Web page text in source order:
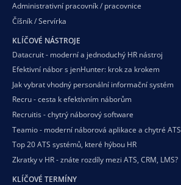
Administrativní pracovník / pracovnice
Číšník / Servírka
KLÍČOVÉ NÁSTROJE
Datacruit - moderní a jednoduchý HR nástroj
Efektivní nábor s jenHunter: krok za krokem
Jak vybrat vhodný personální informační systém
Recru - cesta k efektivním náborům
Recruitis - chytrý náborový software
Teamio - moderní náborová aplikace a chytré ATS
Top 20 ATS systémů, které hýbou HR
Zkratky v HR - znáte rozdíly mezi ATS, CRM, LMS?
KLÍČOVÉ TERMÍNY